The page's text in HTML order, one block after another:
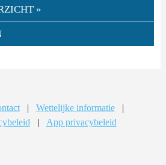
»
| Wettelijke informatie
|
| App privacybeleid